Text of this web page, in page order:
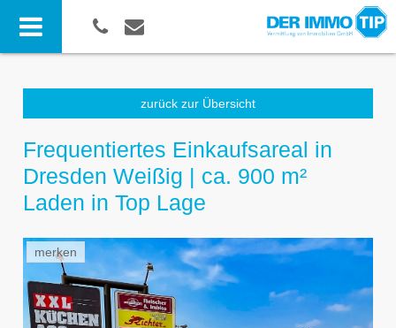
zurück zur Übersicht
Frequentiertes Einkaufsareal in
Dresden Weißig | ca. 900 m²
Laden in Top Lage
merken